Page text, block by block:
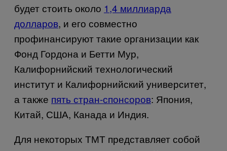
будет стоить около 1,4 миллиарда
долларов, и его совместно
профинансируют такие организации как
Фонд Гордона и Бетти Мур,
Калифорнийский технологический
институт и Калифорнийский университет,
а также пять стран-спонсоров: Япония,
Китай, США, Канада и Индия.
Для некоторых ТМТ представляет собой